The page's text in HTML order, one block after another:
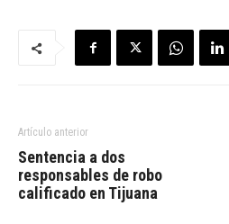
Artículo anterior
Sentencia a dos
responsables de robo
calificado en Tijuana